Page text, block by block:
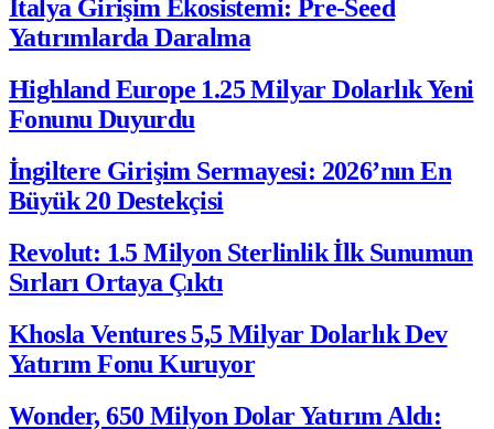
İtalya Girişim Ekosistemi: Pre-Seed
Yatırımlarda Daralma
Highland Europe 1.25 Milyar Dolarlık Yeni
Fonunu Duyurdu
İngiltere Girişim Sermayesi: 2026’nın En
Büyük 20 Destekçisi
Revolut: 1.5 Milyon Sterlinlik İlk Sunumun
Sırları Ortaya Çıktı
Khosla Ventures 5,5 Milyar Dolarlık Dev
Yatırım Fonu Kuruyor
Wonder, 650 Milyon Dolar Yatırım Aldı: